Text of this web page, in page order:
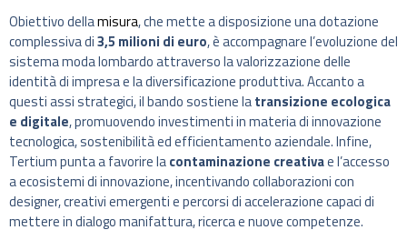
Obiettivo dellamisura, che mette a disposizione una dotazione
complessiva di3,5 milioni di euro, è accompagnare l’evoluzione del
sistema moda lombardo attraverso la valorizzazione delle
identità di impresa e la diversificazione produttiva. Accanto a
questi assi strategici, il bando sostiene latransizione ecologica
e digitale, promuovendo investimenti in materia di innovazione
tecnologica, sostenibilità ed efficientamento aziendale. Infine,
Tertium punta a favorire lacontaminazione creativae l’accesso
a ecosistemi di innovazione, incentivando collaborazioni con
designer, creativi emergenti e percorsi di accelerazione capaci di
mettere in dialogo manifattura, ricerca e nuove competenze.